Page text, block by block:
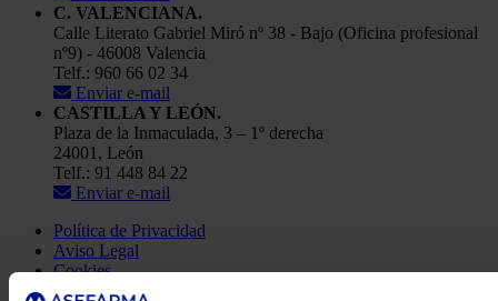
C. VALENCIANA.
Calle Literato Gabriel Miró nº 38 - Bajo (Oficina profesional
nº9) - 46008 Valencia
Telf.: 960 66 02 34
Enviar e-mail
CASTILLA Y LEÓN.
Plaza de la Inmaculada, 3 – 1º derecha
24001, León
Telf.: 91 448 84 22
Enviar e-mail
Política de Privacidad
Aviso Legal
Cookies
Asefarma © 2026